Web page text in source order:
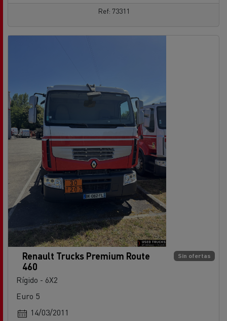
Ref: 73311
Sin ofertas
Renault Trucks Premium Route
460
Rígido - 6X2
Euro 5
14/03/2011